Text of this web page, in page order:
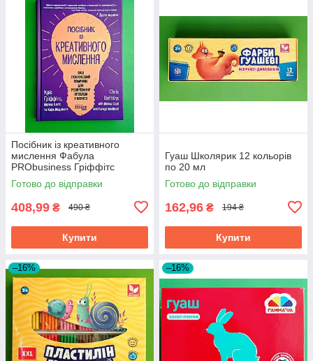
Посібник із креативного
мислення Фабула
PRObusiness Гріффітс
фіолетова
Готово до відправки
408,99 ₴ 490 ₴
Купити
Гуаш Школярик 12 кольорів
по 20 мл
Готово до відправки
162,96 ₴ 194 ₴
Купити
–16% –16%